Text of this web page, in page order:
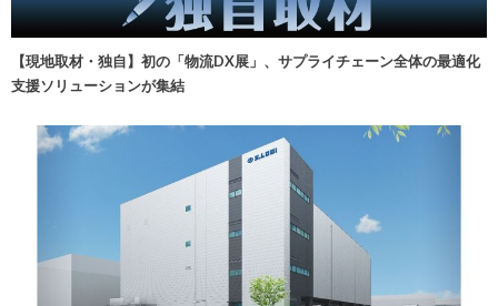
【現地取材・独自】初の「物流DX展」、サプライチェーン全体の最適化
支援ソリューションが集結